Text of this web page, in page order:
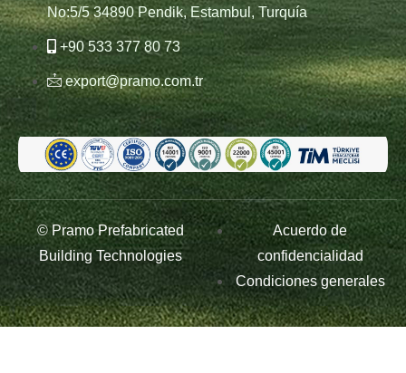
No:5/5 34890 Pendik, Estambul, Turquía
+90 533 377 80 73
export@pramo.com.tr
© Pramo Prefabricated
Building Technologies
Acuerdo de
confidencialidad
Condiciones generales